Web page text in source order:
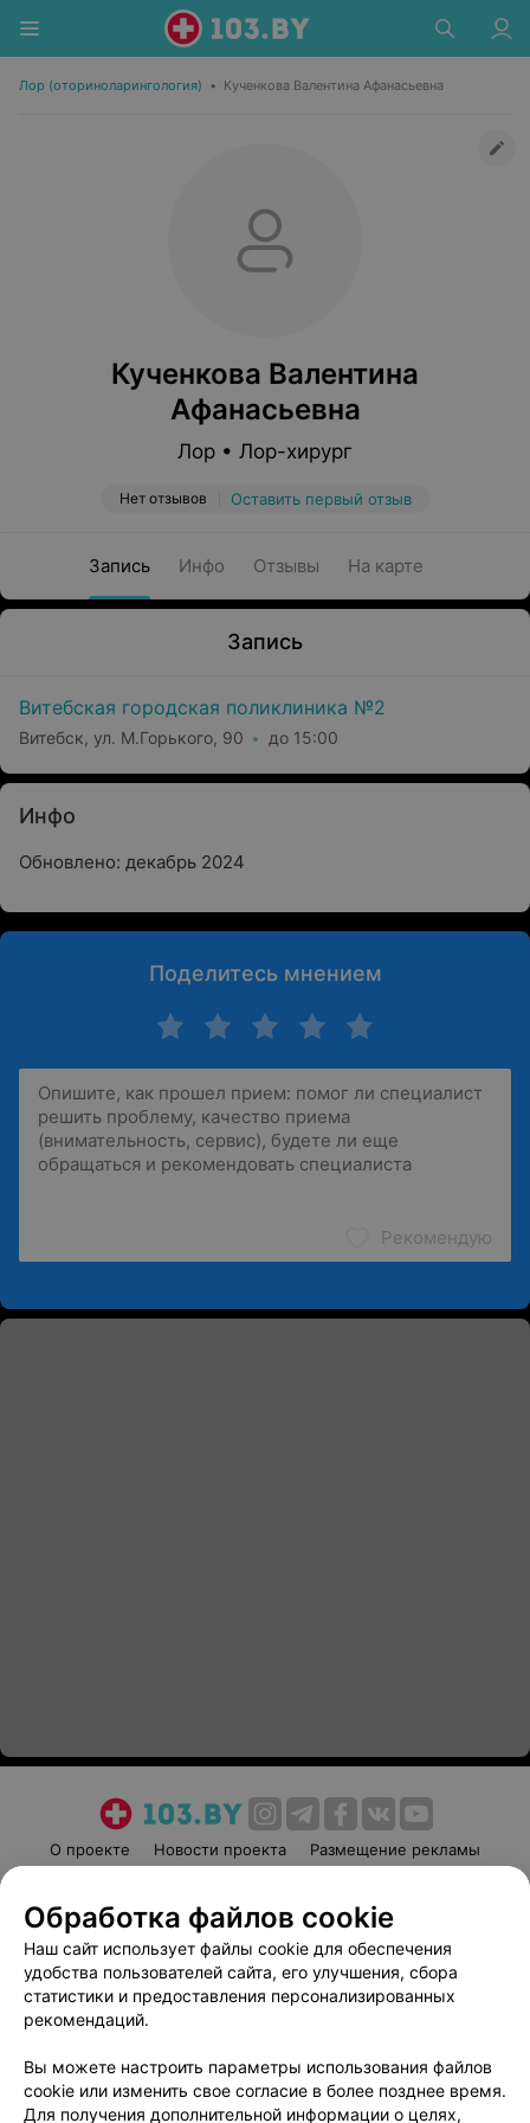
Лор (оториноларингология) • Кученкова Валентина Афанасьевна
Кученкова Валентина
Афанасьевна
Лор • Лор-хирург
Нет отзывов Оставить первый отзыв
Запись Инфо Отзывы На карте
Запись
Витебская городская поликлиника №2
Витебск, ул. М.Горького, 90 до 15:00
Инфо
Обновлено: декабрь 2024
Поделитесь мнением
Рекомендую
О проекте Новости проекта
Размещение рекламы
Пользовательское соглашение
Способы оплаты
Вакансии
Партнеры
Написать руководителю 103.by
Обработка персональных данных
Обработка файлов cookie
Наш сайт использует файлы cookie для обеспечения
удобства пользователей сайта, его улучшения, сбора
статистики и предоставления персонализированных
рекомендаций.
Вы можете настроить параметры использования файлов
cookie или изменить свое согласие в более позднее время.
Для получения дополнительной информации о целях,